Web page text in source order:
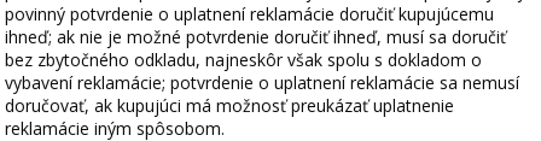
povinný potvrdenie o uplatnení reklamácie doručiť kupujúcemu
ihneď; ak nie je možné potvrdenie doručiť ihneď, musí sa doručiť
bez zbytočného odkladu, najneskôr však spolu s dokladom o
vybavení reklamácie; potvrdenie o uplatnení reklamácie sa nemusí
doručovať, ak kupujúci má možnosť preukázať uplatnenie
reklamácie iným spôsobom.